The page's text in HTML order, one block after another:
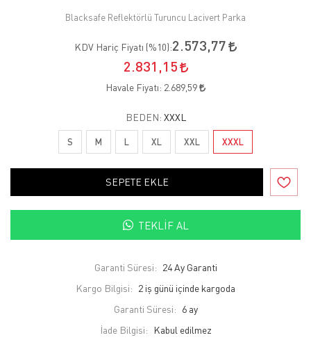
Blacksafe Reflektörlü Turuncu Lacivert Parka
KDV Hariç Fiyatı (%10):2.573,77
2.831,15
Havale Fiyatı: 2.689,59
BEDEN: XXXL
S M L XL XXL XXXL
SEPETE EKLE
TEKLIF AL
Garanti Süresi: 24 Ay Garanti
Kargo Bilgisi: 2 iş günü içinde kargoda
Garanti Süresi: 6 ay
İade Bilgisi: